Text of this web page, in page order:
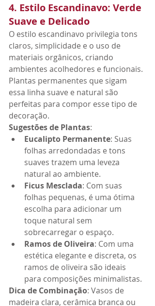
4. Estilo Escandinavo: Verde
Suave e Delicado
O estilo escandinavo privilegia tons
claros, simplicidade e o uso de
materiais orgânicos, criando
ambientes acolhedores e funcionais.
Plantas permanentes que sigam
essa linha suave e natural são
perfeitas para compor esse tipo de
decoração.
Sugestões de Plantas:
Eucalipto Permanente: Suas
folhas arredondadas e tons
suaves trazem uma leveza
natural ao ambiente.
Ficus Mesclada: Com suas
folhas pequenas, é uma ótima
escolha para adicionar um
toque natural sem
sobrecarregar o espaço.
Ramos de Oliveira: Com uma
estética elegante e discreta, os
ramos de oliveira são ideais
para composições minimalistas.
Dica de Combinação: Vasos de
madeira clara, cerâmica branca ou